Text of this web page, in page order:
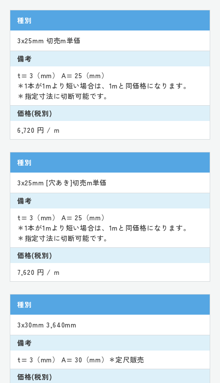
種別
3x25mm 切売m単価
備考
t= 3（mm） A= 25（mm）
＊1本が1mより短い場合は、1mと同価格になります。
＊指定寸法に切断可能です。
価格(税別)
6,720 円 / ｍ
種別
3x25mm [穴あき]切売m単価
備考
t= 3（mm） A= 25（mm）
＊1本が1mより短い場合は、1mと同価格になります。
＊指定寸法に切断可能です。
価格(税別)
7,620 円 / ｍ
種別
3x30mm 3,640mm
備考
t= 3（mm） A= 30（mm）＊定尺販売
価格(税別)